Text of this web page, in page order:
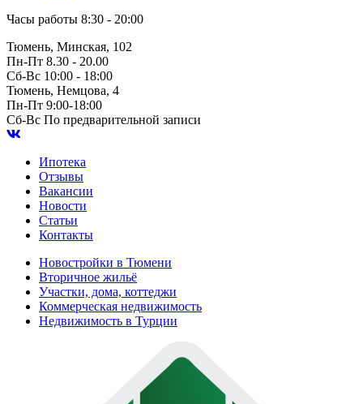
Часы работы 8:30 - 20:00
Тюмень, Минская, 102
Пн-Пт 8.30 - 20.00
Сб-Вс 10:00 - 18:00
Тюмень, Немцова, 4
Пн-Пт 9:00-18:00
Сб-Вс По предварительной записи
Ипотека
Отзывы
Вакансии
Новости
Статьи
Контакты
Новостройки в Тюмени
Вторичное жильё
Участки, дома, коттеджи
Коммерческая недвижимость
Недвижимость в Турции